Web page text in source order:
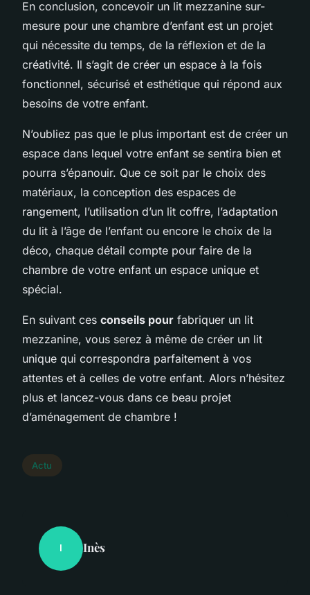
En conclusion, concevoir un lit mezzanine sur-
mesure pour une chambre d’enfant est un projet
qui nécessite du temps, de la réflexion et de la
créativité. Il s’agit de créer un espace à la fois
fonctionnel, sécurisé et esthétique qui répond aux
besoins de votre enfant.
N’oubliez pas que le plus important est de créer un
espace dans lequel votre enfant se sentira bien et
pourra s’épanouir. Que ce soit par le choix des
matériaux, la conception des espaces de
rangement, l’utilisation d’un lit coffre, l’adaptation
du lit à l’âge de l’enfant ou encore le choix de la
déco, chaque détail compte pour faire de la
chambre de votre enfant un espace unique et
spécial.
En suivant ces conseils pour fabriquer un lit
mezzanine, vous serez à même de créer un lit
unique qui correspondra parfaitement à vos
attentes et à celles de votre enfant. Alors n’hésitez
plus et lancez-vous dans ce beau projet
d’aménagement de chambre !
Actu
I Inès